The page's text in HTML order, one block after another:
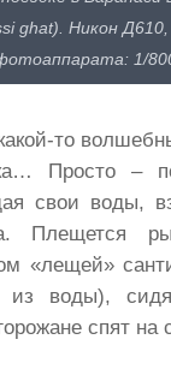
ghat). Никон
1/
то
Просто –
свои воды,
Плещется
«лещей»
из воды),
спят на